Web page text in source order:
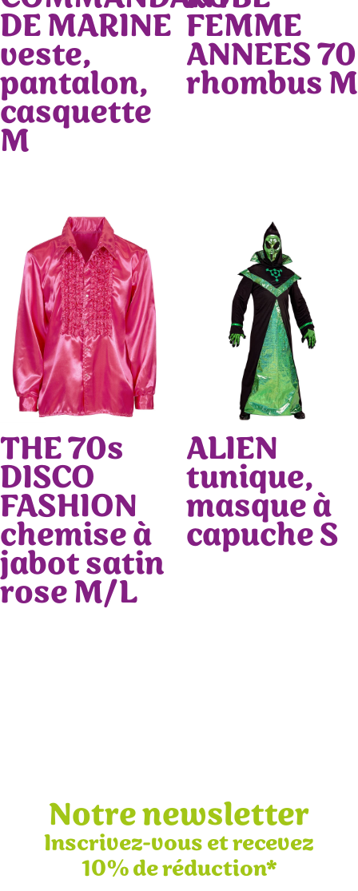
DE MARINE
veste,
pantalon,
casquette
M
FEMME
ANNEES 70
rhombus M
THE 70s
DISCO
FASHION
chemise à
jabot satin
rose M/L
ALIEN
tunique,
masque à
capuche S
Notre newsletter
Inscrivez-vous et recevez
10% de réduction*